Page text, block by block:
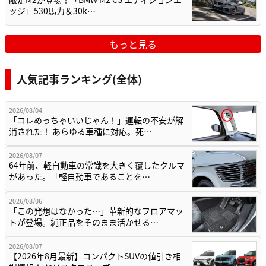
ッジ」530馬力＆30k…
もっと見る
人気記事ランキング(全体)
2026/08/04
「コレめっちゃいいじゃん！」運転の不安が解
消された！ あらゆる車種に対応。死…
2026/08/07
64年前、軽自動車の常識を大きく覆したクルマ
があった。「軽自動車であることを…
2026/08/06
「この発想はなかった…」革新的なフロアマッ
トが登場。純正品をそのまま活かせる…
2026/08/07
【2026年8月最新】コンパクトSUVの値引き相